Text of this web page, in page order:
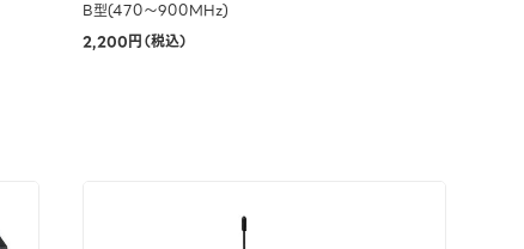
B型(470～900MHz)
2,200円（税込）